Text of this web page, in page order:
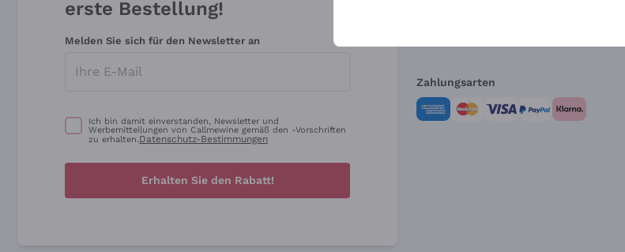
erste Bestellung!
Melden Sie sich für den Newsletter an
Ich bin damit einverstanden, Newsletter und
Werbemitteilungen von Callmewine gemäß den -Vorschriften
zu erhalten.Datenschutz-Bestimmungen
Erhalten Sie den Rabatt!
Zahlungsarten